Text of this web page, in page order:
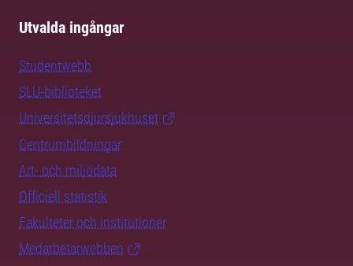
Utvalda ingångar
Studentwebb
SLU-biblioteket
Universitetsdjursjukhuset
Centrumbildningar
Art- och miljödata
Officiell statistik
Fakulteter och institutioner
Medarbetarwebben